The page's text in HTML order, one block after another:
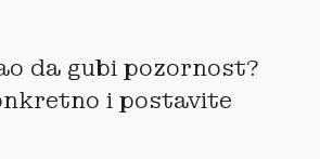
da gubi pozornost?
i postavite